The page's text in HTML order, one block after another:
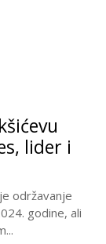
lider i
održavanje
godine, ali